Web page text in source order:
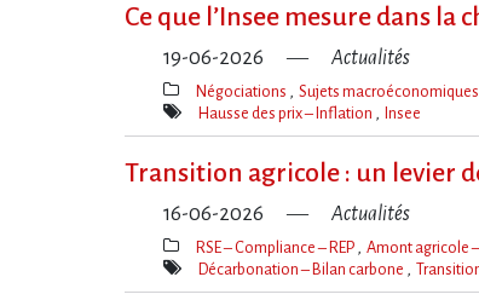
Ce que l​‌’Insee mesure dans
19-06-2026 Actualités
Thèmes(s)
Négociations Sujets
Mot(s)-
Hausse des prix – Inflation Insee
Transition agricole : un levier
16-06-2026 Actualités
Thèmes(s)
RSE – Compliance – REP Amont agricole
Mot(s)-
Décarbonation – Bilan carbone